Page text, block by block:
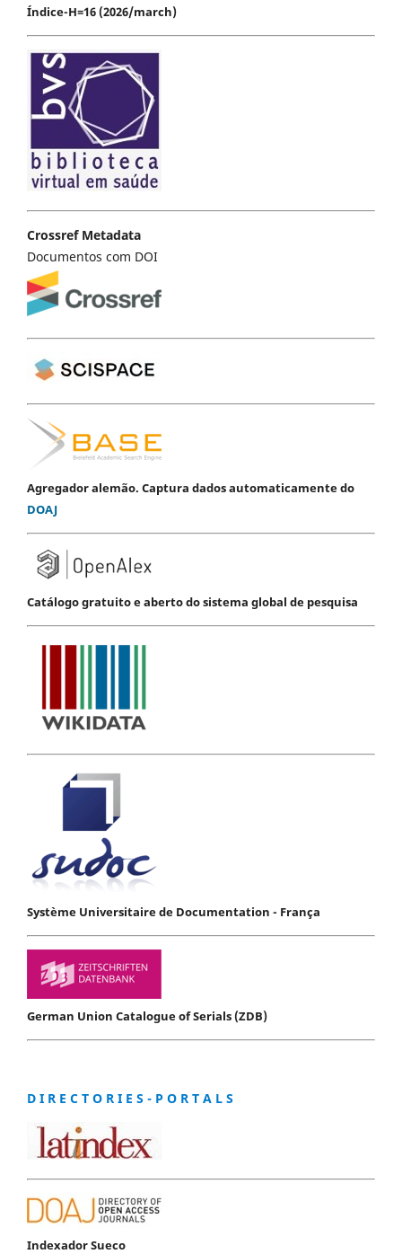
Índice-H=16 (2026/march)
Crossref Metadata
Documentos com DOI
Agregador alemão. Captura dados automaticamente do
DOAJ
Catálogo gratuito e aberto do sistema global de pesquisa
Système Universitaire de Documentation - França
German Union Catalogue of Serials (ZDB)
D I R E C T O R I E S - P O R T A L S
Indexador Sueco